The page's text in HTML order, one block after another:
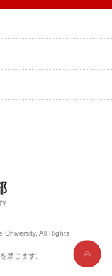
All Rights
禁じます。